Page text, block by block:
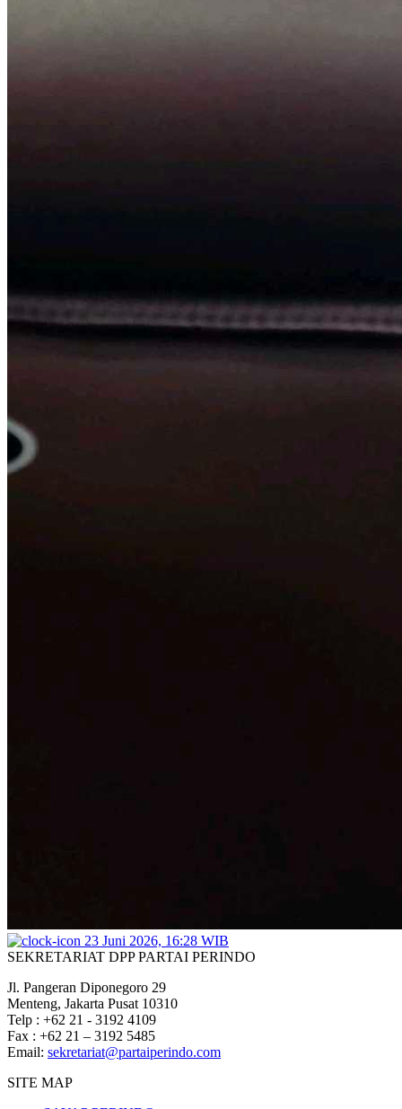
23 Juni 2026, 16:28 WIB
SEKRETARIAT DPP PARTAI PERINDO
Jl. Pangeran Diponegoro 29
Menteng, Jakarta Pusat 10310
Telp : +62 21 - 3192 4109
Fax : +62 21 – 3192 5485
Email: sekretariat@partaiperindo.com
SITE MAP